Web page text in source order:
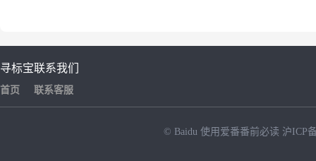
寻标宝
首页
联系我们
联系客服
© Baidu 使用爱番番前必读 沪ICP